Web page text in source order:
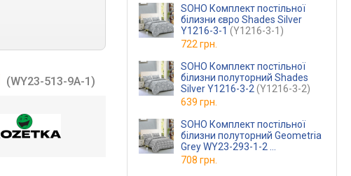
(WY23-513-9A-1)
SOHO Комплект постільної
білизни євро Shades Silver
Y1216-3-1 (Y1216-3-1)
722 грн.
SOHO Комплект постільної
білизни полуторний Shades
Silver Y1216-3-2 (Y1216-3-2)
639 грн.
SOHO Комплект постільної
білизни полуторний Geometria
Grey WY23-293-1-2
(WY23-293-1-2)
708 грн.